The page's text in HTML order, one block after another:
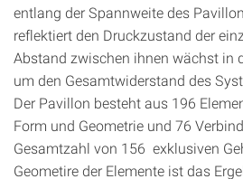
entlang der Spannweite des
reflektiert den Druckzustand der
Abstand zwischen ihnen wächst in
um den Gesamtwiderstand des
Der Pavillon besteht aus 196
Form und Geometrie und 76
Gesamtzahl von 156 exklusiven
Geometire der Elemente ist das